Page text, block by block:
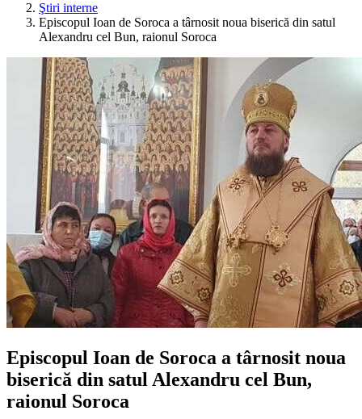
Ştiri interne
Episcopul Ioan de Soroca a târnosit noua biserică din satul
Alexandru cel Bun, raionul Soroca
Episcopul Ioan de Soroca a târnosit noua
biserică din satul Alexandru cel Bun,
raionul Soroca